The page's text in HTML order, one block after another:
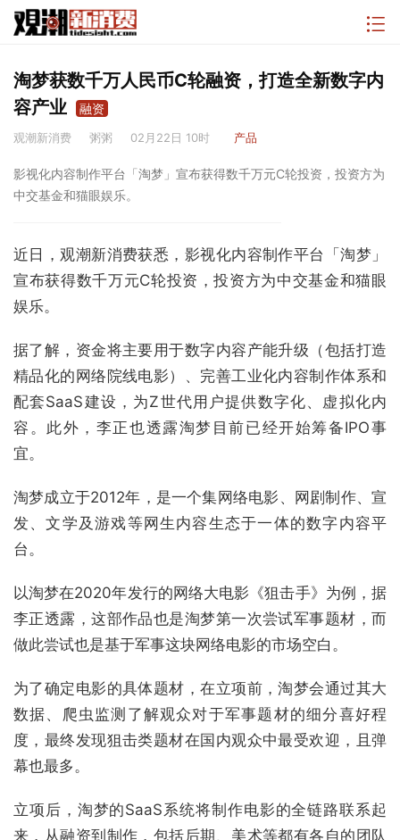
淘梦获数千万人民币C轮融资，打造全新数字内
容产业
融资
观潮新消费 粥粥 02月22日 10时 产品
影视化内容制作平台「淘梦」宣布获得数千万元C轮投资，投资方为
中交基金和猫眼娱乐。
近日，观潮新消费获悉，影视化内容制作平台「淘梦」
宣布获得数千万元C轮投资，投资方为中交基金和猫眼
娱乐。
据了解，资金将主要用于数字内容产能升级（包括打造
精品化的网络院线电影）、完善工业化内容制作体系和
配套SaaS建设，为Z世代用户提供数字化、虚拟化内
容。此外，李正也透露淘梦目前已经开始筹备IPO事
宜。
淘梦成立于2012年，是一个集网络电影、网剧制作、宣
发、文学及游戏等网生内容生态于一体的数字内容平
台。
以淘梦在2020年发行的网络大电影《狙击手》为例，据
李正透露，这部作品也是淘梦第一次尝试军事题材，而
做此尝试也是基于军事这块网络电影的市场空白。
为了确定电影的具体题材，在立项前，淘梦会通过其大
数据、爬虫监测了解观众对于军事题材的细分喜好程
度，最终发现狙击类题材在国内观众中最受欢迎，且弹
幕也最多。
立项后，淘梦的SaaS系统将制作电影的全链路联系起
来，从融资到制作，包括后期、美术等都有各自的团队